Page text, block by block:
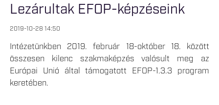
Lezárultak EFOP-képzéseink
2019-10-28 14:50
Intézetünkben 2019. február 18-október 18. között
összesen kilenc szakmaképzés valósult meg az
Európai Unió által támogatott EFOP-1.3.3 program
keretében.